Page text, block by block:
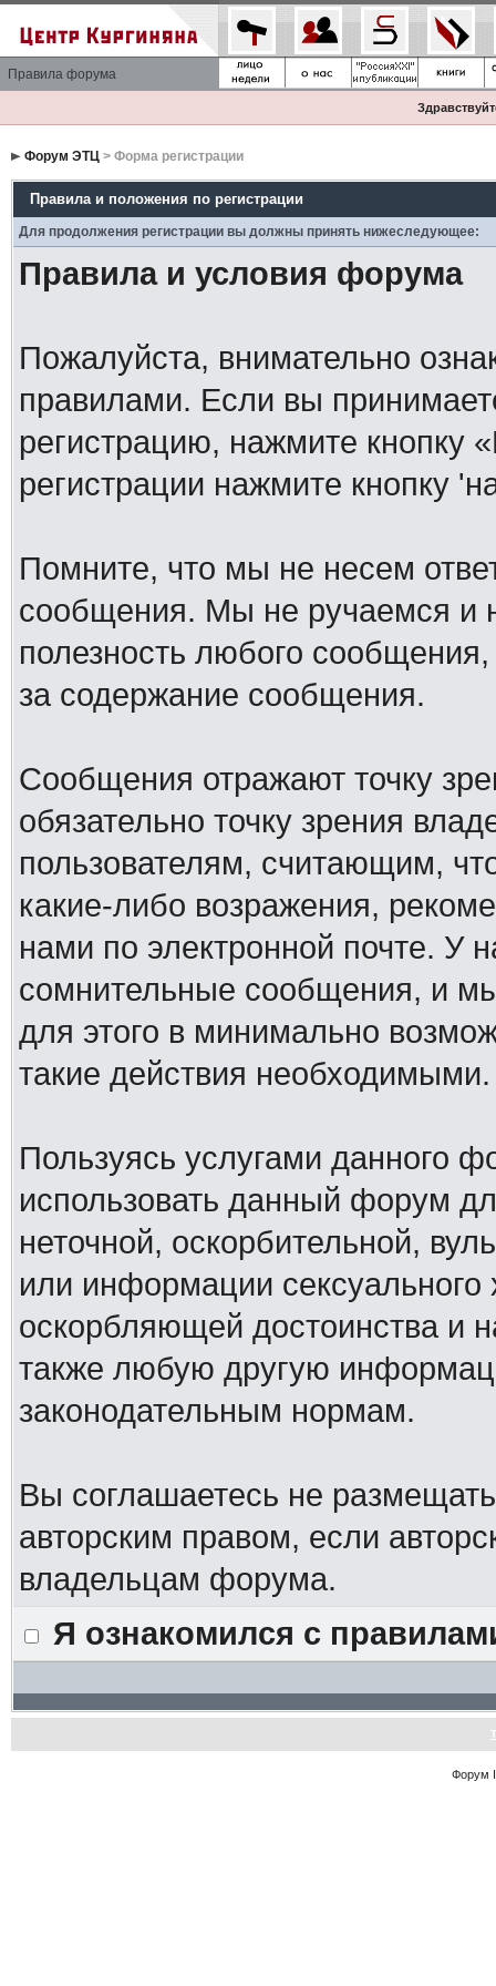
Правила форума
Форум ЭТЦ> Форма регистрации
Правила и положения по регистрации
Для продолжения регистрации вы должны принять нижеследующее:
Правила и условия форума
Пожалуйста, внимательно
правилами. Если вы
регистрацию, нажмите кнопку
регистрации нажмите кнопку
Помните, что мы не несем
сообщения. Мы не ручаемся и
полезность любого
за содержание сообщения.
Сообщения отражают точку
обязательно точку зрения
пользователям, считающим,
какие-либо возражения,
нами по электронной почте. У
сомнительные сообщения, и
для этого в минимально
такие действия необходимыми.
Пользуясь услугами данного
использовать данный форум
неточной, оскорбительной,
или информации
оскорбляющей достоинства и
также любую другую
законодательным нормам.
Вы соглашаетесь не
авторским правом, если
владельцам форума.
Я ознакомился с
Форум